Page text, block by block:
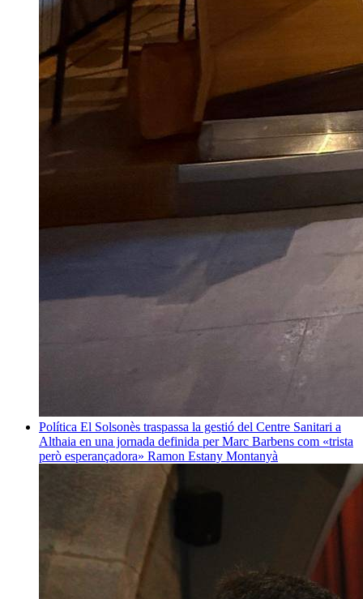
Política El Solsonès traspassa la gestió del Centre Sanitari a
Althaia en una jornada definida per Marc Barbens com «trista
però esperançadora» Ramon Estany Montanyà